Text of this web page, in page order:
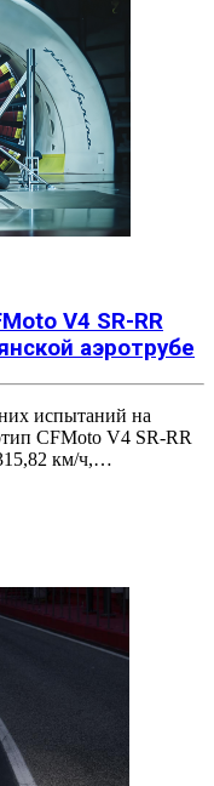
V4 SR-RR
аэротрубе
испытаний на
CFMoto V4 SR-RR
км/ч,…